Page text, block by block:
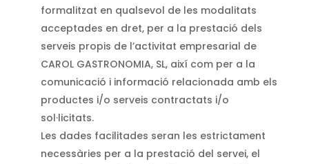
formalitzat en qualsevol de les modalitats
acceptades en dret, per a la prestació dels
serveis propis de l’activitat empresarial de
CAROL GASTRONOMIA, SL, així com per a la
comunicació i informació relacionada amb els
productes i/o serveis contractats i/o
sol·licitats.
Les dades facilitades seran les estrictament
necessàries per a la prestació del servei, el